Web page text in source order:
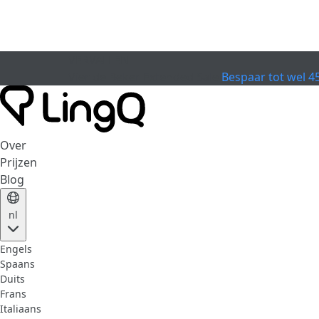
Bespaar tot wel
Over
Prijzen
Blog
nl
Engels
Spaans
Duits
Frans
Italiaans